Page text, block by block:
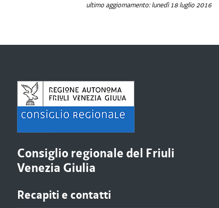
ultimo aggiornamento: lunedì 18 luglio 2016
Consiglio regionale del Friuli
Venezia Giulia
Recapiti e contatti